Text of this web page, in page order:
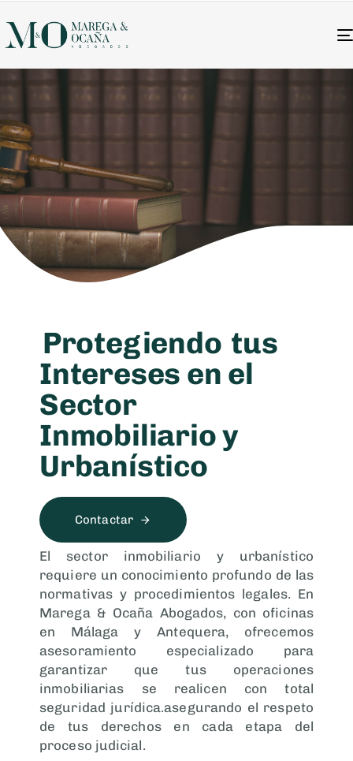
Derecho Inmobiliario
Nuestro equipo de expertos en derecho
Inmobiliario ofrece soluciones personalizadas
Home Servicios
Protegiendo tus
Intereses en el
Sector
Inmobiliario y
Urbanístico
Contactar
El sector inmobiliario y urbanístico
requiere un conocimiento profundo de las
normativas y procedimientos legales. En
Marega & Ocaña Abogados, con oficinas
en Málaga y Antequera, ofrecemos
asesoramiento especializado para
garantizar que tus operaciones
inmobiliarias se realicen con total
seguridad jurídica.asegurando el respeto
de tus derechos en cada etapa del
proceso judicial.